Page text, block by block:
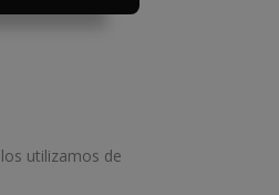
utilizamos de